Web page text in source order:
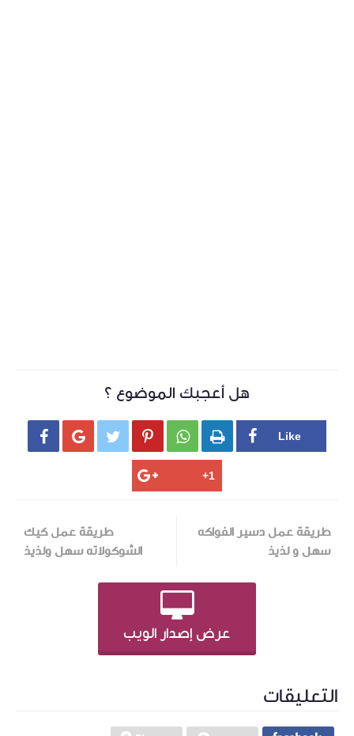
هل أعجبك الموضوع ؟
     
طريقة عمل دسير الفواكه
سهل و لذيذ
طريقة عمل كيك
الشوكولاته‬‎ سهل ولذيذ
عرض إصدار الويب
التعليقات